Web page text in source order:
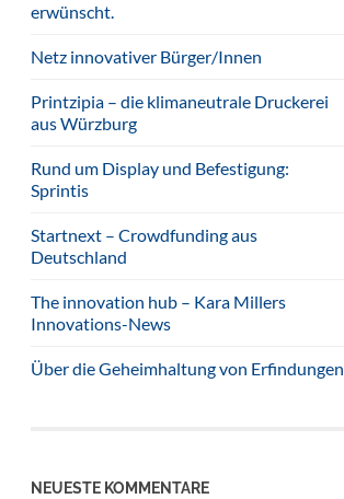
erwünscht.
Netz innovativer Bürger/Innen
Printzipia – die klimaneutrale Druckerei
aus Würzburg
Rund um Display und Befestigung:
Sprintis
Startnext – Crowdfunding aus
Deutschland
The innovation hub – Kara Millers
Innovations-News
Über die Geheimhaltung von Erfindungen
NEUESTE KOMMENTARE